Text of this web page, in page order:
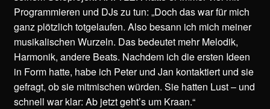
Programmieren und DJs zu tun: „Doch das war für mich
ganz plötzlich totgelaufen. Also besann ich mich meiner
musikalischen Wurzeln. Das bedeutet mehr Melodik,
Harmonik, andere Beats. Nachdem ich die ersten Ideen
in Form hatte, habe ich Peter und Jan kontaktiert und sie
gefragt, ob sie mitmischen würden. Sie hatten Lust – und
schnell war klar: Ab jetzt geht’s um Kraan.“